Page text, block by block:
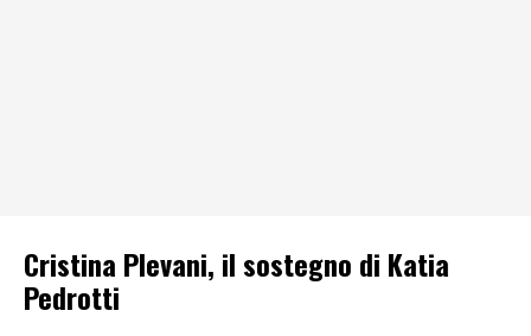
Cristina Plevani, il sostegno di Katia
Pedrotti